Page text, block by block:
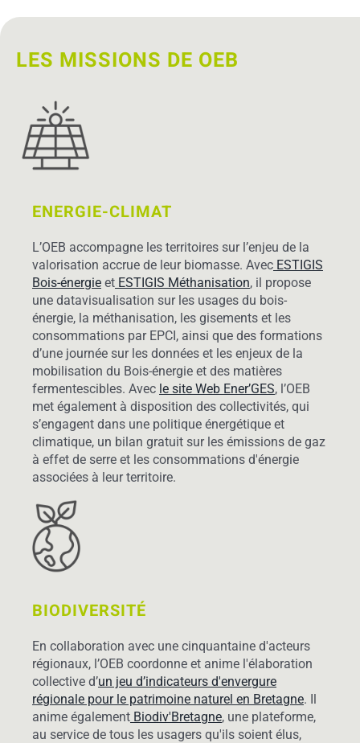
LES MISSIONS DE OEB
ENERGIE-CLIMAT
L’OEB accompagne les territoires sur l’enjeu de la
valorisation accrue de leur biomasse. Avec ESTIGIS
Bois-énergie et ESTIGIS Méthanisation, il propose
une datavisualisation sur les usages du bois-
énergie, la méthanisation, les gisements et les
consommations par EPCI, ainsi que des formations
d’une journée sur les données et les enjeux de la
mobilisation du Bois-énergie et des matières
fermentescibles. Avec le site Web Ener’GES, l’OEB
met également à disposition des collectivités, qui
s’engagent dans une politique énergétique et
climatique, un bilan gratuit sur les émissions de gaz
à effet de serre et les consommations d'énergie
associées à leur territoire.
BIODIVERSITÉ
En collaboration avec une cinquantaine d'acteurs
régionaux, l’OEB coordonne et anime l'élaboration
collective d’un jeu d’indicateurs d'envergure
régionale pour le patrimoine naturel en Bretagne. Il
anime également Biodiv'Bretagne, une plateforme,
au service de tous les usagers qu'ils soient élus,